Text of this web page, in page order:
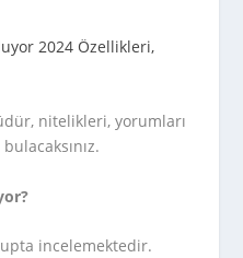
nitelikleri, yorumları
incelemektedir.